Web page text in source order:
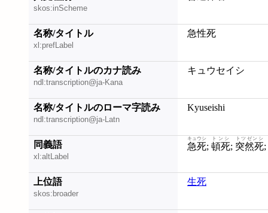
skos:inScheme
名称/タイトル
xl:prefLabel
急性死
名称/タイトルのカナ読み
ndl:transcription@ja-Kana
キュウセイシ
名称/タイトルのローマ字読み
ndl:transcription@ja-Latn
Kyuseishi
同義語
xl:altLabel
急死
キュウシ
; 頓死
トンシ
; 突然死
トツゼンシ
上位語
skos:broader
生死